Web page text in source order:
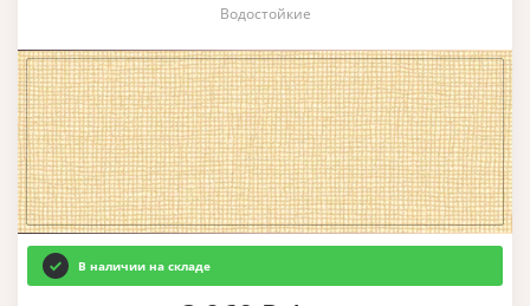
Водостойкие
В наличии на складе